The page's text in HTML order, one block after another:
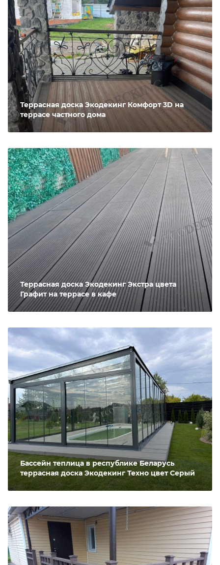
Террасная доска Экодекинг Комфорт 3D на
террасе частного дома
Террасная доска Экодекинг Экстра цвета
Графит на террасе в кафе
Бассейн теплица в республике Беларусь
террасная доска Экодекинг Техно цвет Серый